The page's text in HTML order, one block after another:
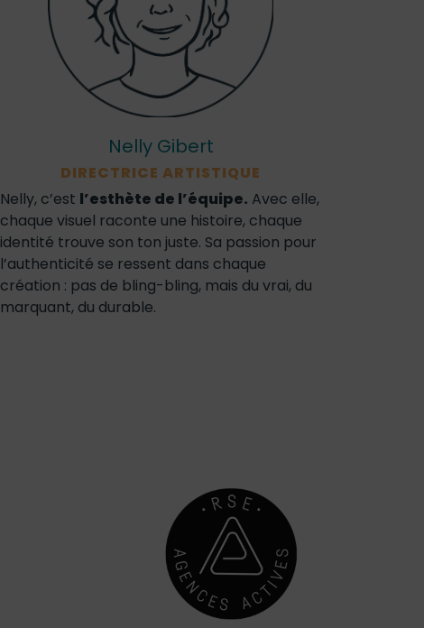
Nelly Gibert
DIRECTRICE ARTISTIQUE
Nelly, c’est l’esthète de l’équipe. Avec elle,
chaque visuel raconte une histoire, chaque
identité trouve son ton juste. Sa passion pour
l’authenticité se ressent dans chaque
création : pas de bling-bling, mais du vrai, du
marquant, du durable.